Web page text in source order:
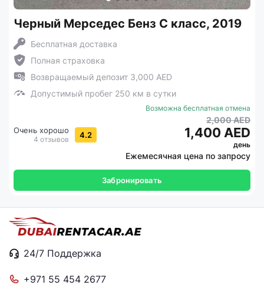
Черный Мерседес Бенз С класс, 2019
Бесплатная доставка
Полная страховка
Возвращаемый депозит 3,000 AED
Допустимый пробег 250 км в сутки
Очень хорошо
4 отзывов 4.2
Возможна бесплатная отмена
2,000 AED
1,400 AED
день
Ежемесячная цена по запросу
Забронировать
24/7 Поддержка
+971 55 454 2677